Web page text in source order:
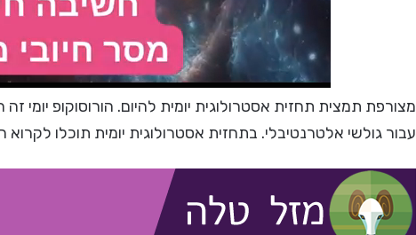
מצורפת תמצית תחזית אסטרולוגית יומית להיום. הורוסוקופ יומי
עבור גולשי אלטרנטיבלי. בתחזית אסטרולוגית יומית תוכלו